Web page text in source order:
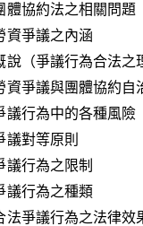
協約法之相關問題
爭議之內涵
（爭議行為合法之
爭議與團體協約自
行為中的各種風險
對等原則
行為之限制
行為之種類
爭議行為之法律效